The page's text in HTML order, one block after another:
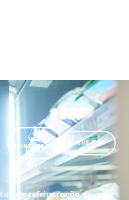
VER
CONTACTOS
LIGUE-NOS
de refrigeração novos e